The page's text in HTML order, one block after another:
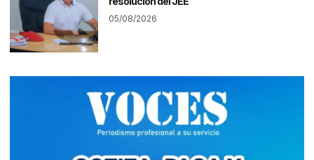
05/08/2026